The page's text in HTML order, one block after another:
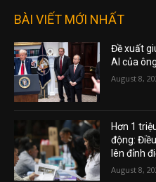
BÀI VIẾT MỚI NHẤT
Đề xuất
AI của
August 8,
Hơn 1
động:
lên đỉnh
August 8,